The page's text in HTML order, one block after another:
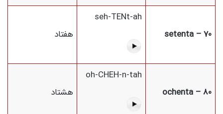
70 – setenta
seh-TENt-ah
هفتاد
80 – ochenta
oh-CHEH-n-tah
هشتاد